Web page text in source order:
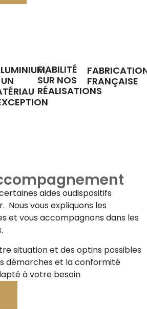
UN
FIABILITÉ
SUR NOS
RÉALISATIONS
FRANÇAISE
aides oudispositifs
Nous vous expliquons les
et vous accompagnons dans les
situation et des optins possibles
démarches et la conformité
à votre besoin